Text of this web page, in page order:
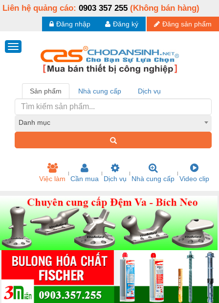
Liên hệ quảng cáo: 0903 357 255 (Không bán hàng)
Đăng sản phẩm
Đăng ký
Đăng nhập
Sản phẩm Nhà cung cấp Dịch vụ
Danh mục
Việc làm Cần mua Dịch vụ Nhà cung cấp Video clip